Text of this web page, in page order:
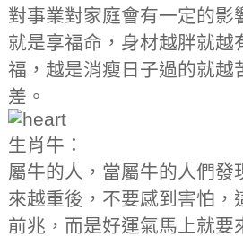
對事業對家庭會有一定的影
就是享福命，身材越胖就越
福，越是消瘦日子過的就越
差。
生肖牛：
屬牛的人，當屬牛的人們發
來越重後，不要感到害怕，
前兆，而是好運氣馬上就要